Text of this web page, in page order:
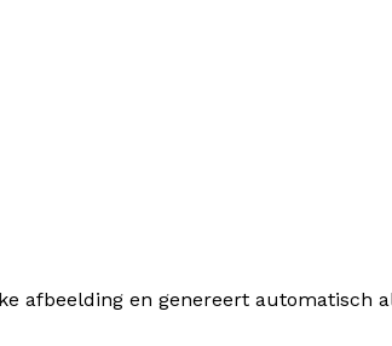
afbeelding en genereert automatisch